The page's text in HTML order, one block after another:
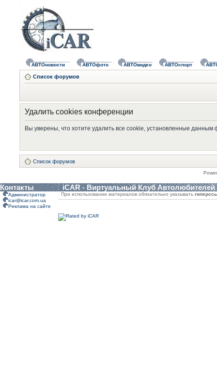
АВТОновости АВТОфото АВТОвидео АВТОспорт
Список форумов
Удалить cookies конференции
Вы уверены, что хотите удалить все cookie, установленные
Список форумов
Контакты iCAR - Виртуальный Клуб Автолюбителей
Администратор
icar@icar.com.ua
Реклама на сайте
При использовании материалов обязательно указывать